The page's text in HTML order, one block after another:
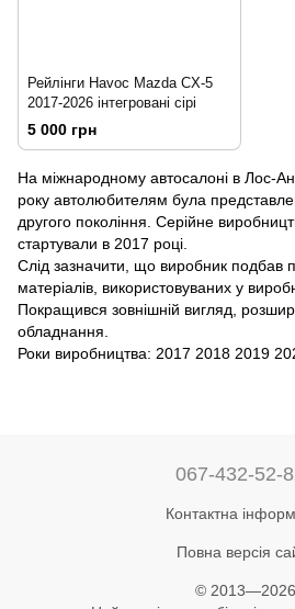
Рейлінги Havoc Mazda CX-5
2017-2026 інтегровані сірі
5 000 грн
На міжнародному автосалоні в Лос-
року автолюбителям була
другого покоління. Серійне
стартували в 2017 році.
Слід зазначити, що виробник подбав
матеріалів, використовуваних у
Покращився зовнішній вигляд,
обладнання.
Роки виробництва: 2017 2018 2019
067-432-52-
Контактна
Повна версія
© 2013—2026